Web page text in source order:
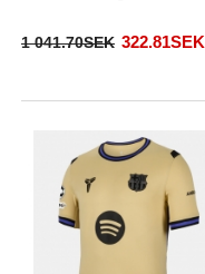
1 041.70SEK 322.81SEK